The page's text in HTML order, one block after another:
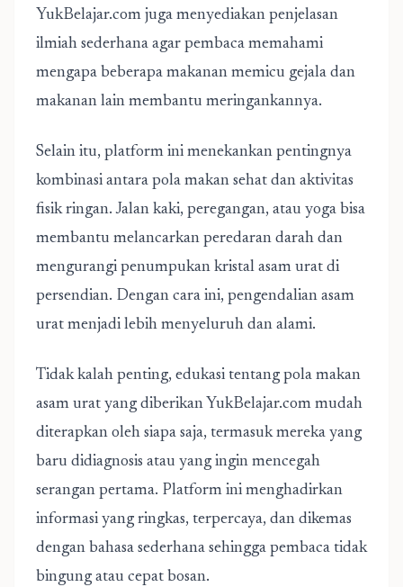
YukBelajar.com juga menyediakan penjelasan
ilmiah sederhana agar pembaca memahami
mengapa beberapa makanan memicu gejala dan
makanan lain membantu meringankannya.
Selain itu, platform ini menekankan pentingnya
kombinasi antara pola makan sehat dan aktivitas
fisik ringan. Jalan kaki, peregangan, atau yoga bisa
membantu melancarkan peredaran darah dan
mengurangi penumpukan kristal asam urat di
persendian. Dengan cara ini, pengendalian asam
urat menjadi lebih menyeluruh dan alami.
Tidak kalah penting, edukasi tentang pola makan
asam urat yang diberikan YukBelajar.com mudah
diterapkan oleh siapa saja, termasuk mereka yang
baru didiagnosis atau yang ingin mencegah
serangan pertama. Platform ini menghadirkan
informasi yang ringkas, terpercaya, dan dikemas
dengan bahasa sederhana sehingga pembaca tidak
bingung atau cepat bosan.